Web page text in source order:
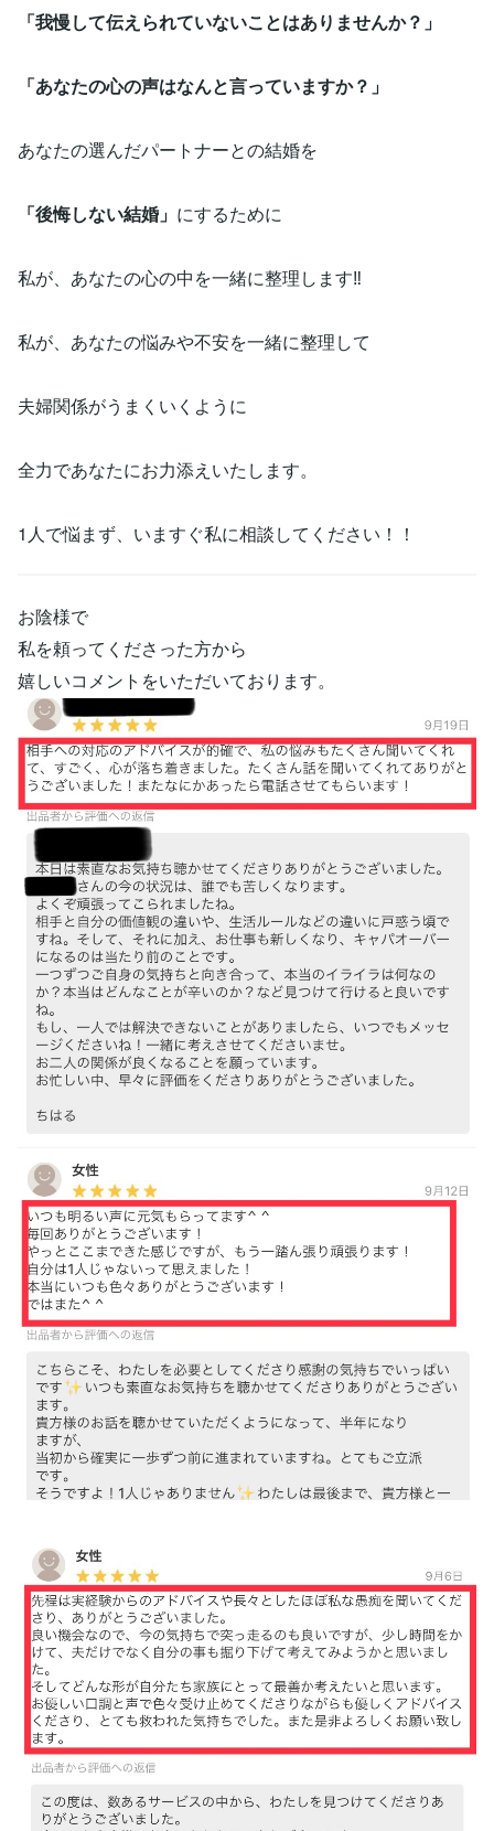
「我慢して伝えられていないことはありませんか？」
「あなたの心の声はなんと言っていますか？」
あなたの選んだパートナーとの結婚を
「後悔しない結婚」 にするために
私が、あなたの心の中を一緒に整理します‼️
私が、あなたの悩みや不安を一緒に整理して
夫婦関係がうまくいくように
全力であなたにお力添えいたします。
1人で悩まず、いますぐ私に相談してください！！
お陰様で
私を頼ってくださった方から
嬉しいコメントをいただいております。